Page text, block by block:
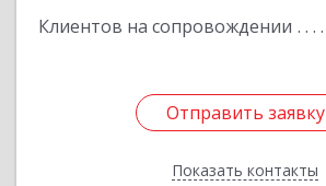
Клиентов на сопровождении
Отправить заявку
Показать контакты
Отправить заявку
Назад